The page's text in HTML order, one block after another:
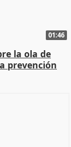
01:46
la ola de
prevención